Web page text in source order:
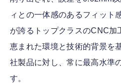
ィとの一体感のあるフィット
が誇るトップクラスのCNC加
恵まれた環境と技術的背景を
社製品に対し、常に最高水準
す。